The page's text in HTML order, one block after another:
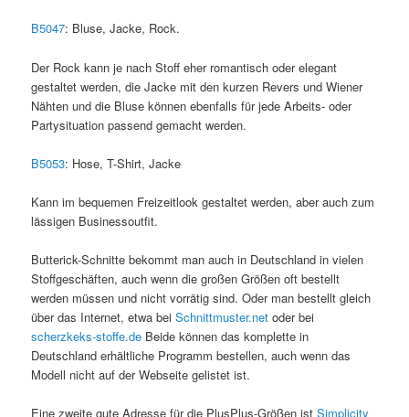
B5047: Bluse, Jacke, Rock.
Der Rock kann je nach Stoff eher romantisch oder elegant
gestaltet werden, die Jacke mit den kurzen Revers und Wiener
Nähten und die Bluse können ebenfalls für jede Arbeits- oder
Partysituation passend gemacht werden.
B5053: Hose, T-Shirt, Jacke
Kann im bequemen Freizeitlook gestaltet werden, aber auch zum
lässigen Businessoutfit.
Butterick-Schnitte bekommt man auch in Deutschland in vielen
Stoffgeschäften, auch wenn die großen Größen oft bestellt
werden müssen und nicht vorrätig sind. Oder man bestellt gleich
über das Internet, etwa beiSchnittmuster.net oder bei
scherzkeks-stoffe.de Beide können das komplette in
Deutschland erhältliche Programm bestellen, auch wenn das
Modell nicht auf der Webseite gelistet ist.
Eine zweite gute Adresse für die PlusPlus-Größen istSimplicity